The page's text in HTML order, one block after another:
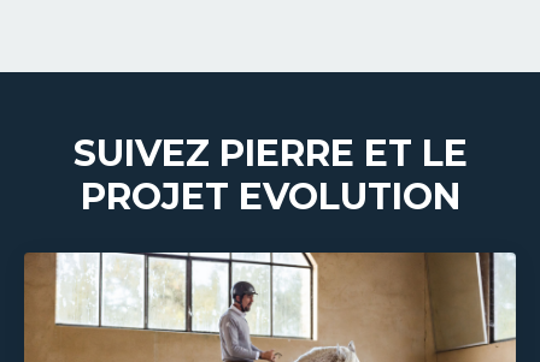
SUIVEZ PIERRE ET LE
PROJET EVOLUTION